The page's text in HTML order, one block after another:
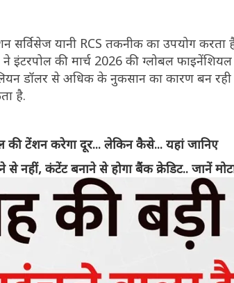
यानी RCS तकनीक का उपयोग करता
इंटरपोल की मार्च 2026 की ग्लोबल फाइनेंशियल
डॉलर से अधिक के नुकसान का कारण बन
है.
की टेंशन करेगा दूर... लेकिन कैसे... यहां जानिए
कंटेंट बनाने से होगा बैंक क्रेडिट.. जानें